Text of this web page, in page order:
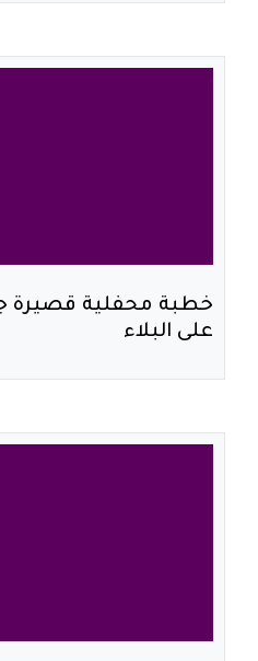
خطبة محفلية قصيرة
على البلاء